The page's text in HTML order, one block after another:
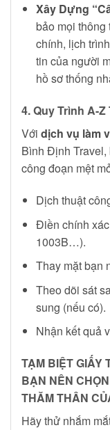
Xây Dựng
bảo mọi thông
chính, lịch
tin của người
hồ sơ thống
4. Quy Trình A-
Với dịch vụ làm
Bình Định Travel,
công đoạn mệt
Dịch thuật
Điền chính
1003B…).
Thay mặt bạn
Theo dõi sát
sung (nếu có).
Nhận kết quả
TẠM BIỆT GIẤY
BẠN NÊN
THĂM THÂN
Hãy thử nhắm